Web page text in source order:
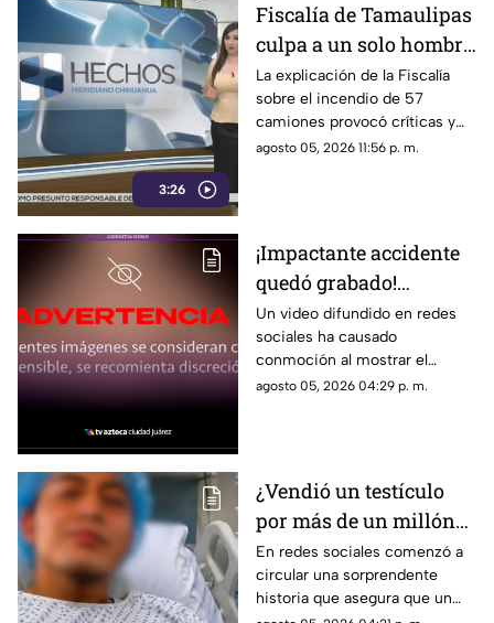
3:26
Fiscalía de Tamaulipas
culpa a un solo hombre
por el incendio de un
lote 47 camiones de
papitas
La explicación de la Fiscalía
sobre el incendio de 57
camiones provocó críticas y
cuestionamientos a nivel
agosto 05, 2026 11:56 p. m.
¡Impactante accidente
quedó grabado!
Montacargas atropella
a un trabajador en una
zona portuaria y el
video se vuelve viral
Un video difundido en redes
sociales ha causado
conmoción al mostrar el
momento en que un trabajador
agosto 05, 2026 04:29 p. m.
¿Vendió un testículo
por más de un millón
de pesos? Esta es la
verdad detrás de la
historia que se hizo
En redes sociales comenzó a
circular una sorprendente
historia que asegura que un